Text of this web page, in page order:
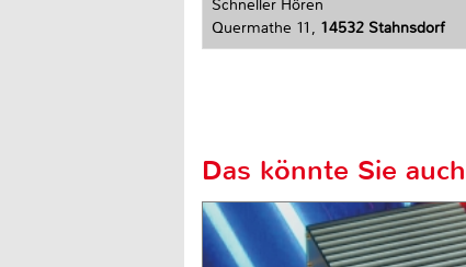
Schneller Hören
Quermathe 11, 14532 Stahnsdorf
Das könnte Sie